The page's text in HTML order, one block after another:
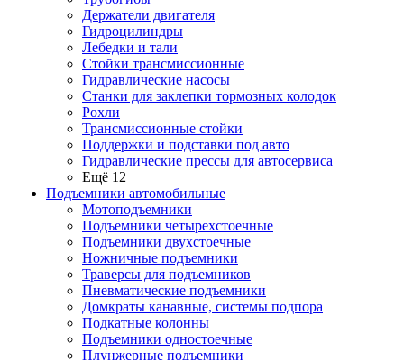
Держатели двигателя
Гидроцилиндры
Лебедки и тали
Стойки трансмиссионные
Гидравлические насосы
Cтанки для заклепки тормозных колодок
Рохли
Трансмиссионные стойки
Поддержки и подставки под авто
Гидравлические прессы для автосервиса
Ещё 12
Подъемники автомобильные
Мотоподъемники
Подъемники четырехстоечные
Подъемники двухстоечные
Ножничные подъемники
Траверсы для подъемников
Пневматические подъемники
Домкраты канавные, системы подпора
Подкатные колонны
Подъемники одностоечные
Плунжерные подъемники